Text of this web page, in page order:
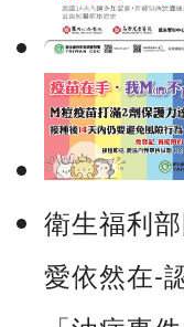
衛生福利
愛依然在-